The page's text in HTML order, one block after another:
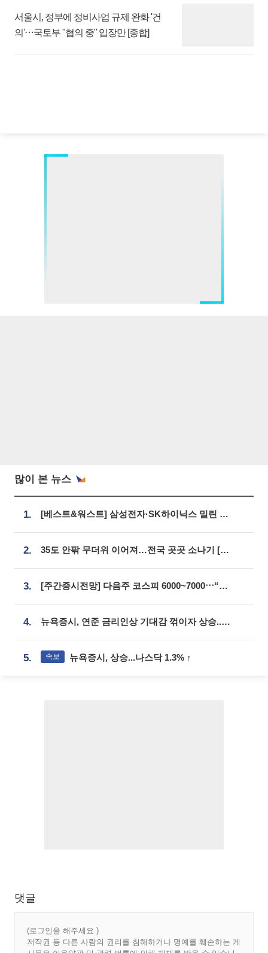
서울시, 정부에 정비사업 규제 완화 '건
의'⋯국토부 "협의 중" 입장만 [종합]
많이 본 뉴스
1. [베스트&워스트] 삼성전자·SK하이닉스 밀린 한 주…상상인증권은 85% 급등
2. 35도 안팎 무더위 이어져…전국 곳곳 소나기 [오늘 날씨]
3. [주간증시전망] 다음주 코스피 6000~7000⋯“外人 수급은 정책이 변수”
4. 뉴욕증시, 연준 금리인상 기대감 꺾이자 상승...S&P500 사상 최고치 [종합]
5. 속보 뉴욕증시, 상승...나스닥 1.3% ↑
댓글